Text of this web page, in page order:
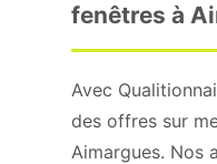
fenêtres à
Avec
des offres sur
Aimargues. Nos